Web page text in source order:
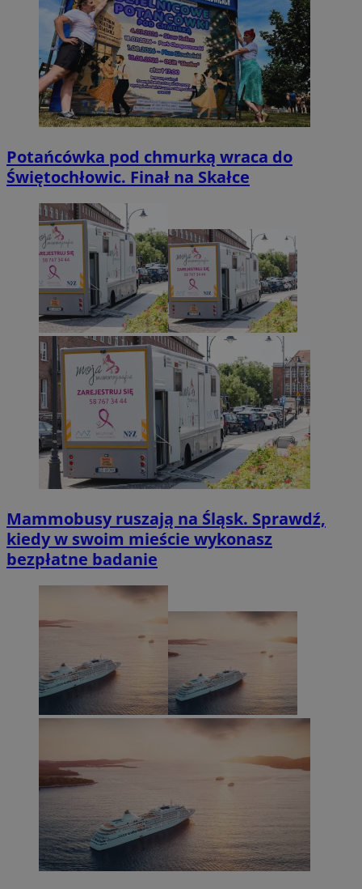
Potańcówka pod chmurką wraca do
Świętochłowic. Finał na Skałce
Mammobusy ruszają na Śląsk. Sprawdź,
kiedy w swoim mieście wykonasz
bezpłatne badanie